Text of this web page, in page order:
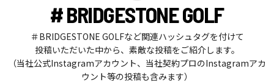
# BRIDGESTONE GOLF
＃BRIDGESTONE GOLFなど関連ハッシュタグを付けて
投稿いただいた中から、素敵な投稿をご紹介します。
（当社公式Instagramアカウント、当社契約プロのInstagramアカ
ウント等の投稿も含みます）